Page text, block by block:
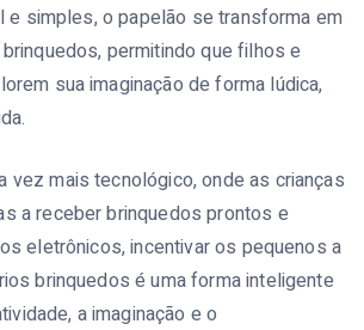
e simples, o papelão se transforma em
permitindo que filhos e
sua imaginação de forma lúdica,
vez mais tecnológico, onde as crianças
a receber brinquedos prontos e
eletrônicos, incentivar os pequenos a
brinquedos é uma forma inteligente
a imaginação e o